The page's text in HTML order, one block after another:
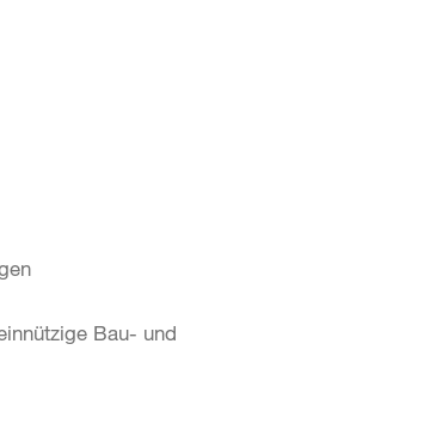
Bau- und